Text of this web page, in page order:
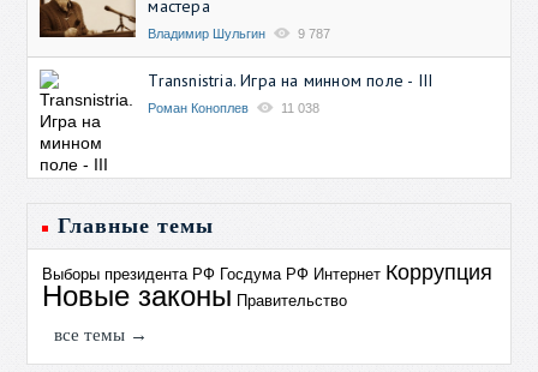
мастера
Владимир Шульгин 9 787
Transnistria. Игра на минном поле - III
Роман Коноплев 11 038
Главные темы
Выборы президента РФ Госдума РФ Интернет Коррупция
Новые законы Правительство
все темы →